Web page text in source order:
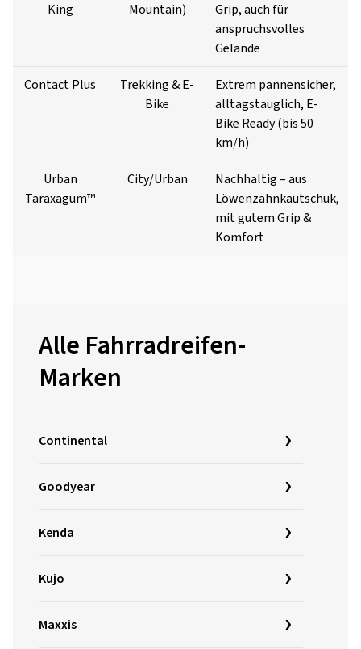
King
Mountain)
Grip, auch für
anspruchsvolles
Gelände
Contact Plus
Trekking & E-
Bike
Extrem pannensicher,
alltagstauglich, E-
Bike Ready (bis 50
km/h)
Urban
Taraxagum™
City/Urban
Nachhaltig – aus
Löwenzahnkautschuk,
mit gutem Grip &
Komfort
Alle Fahrradreifen-
Marken
Continental
Goodyear
Kenda
Kujo
Maxxis